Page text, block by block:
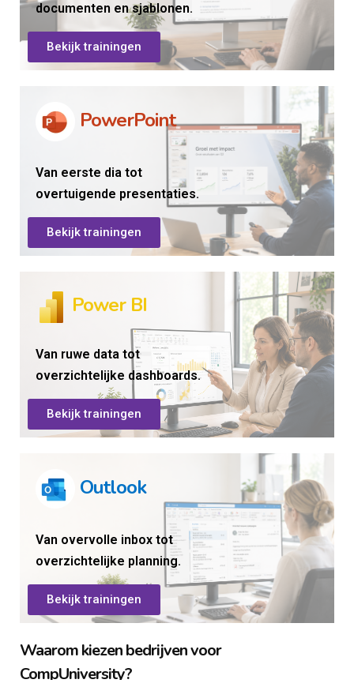
documenten en sjablonen.
Bekijk trainingen
PowerPoint
Van eerste dia tot
overtuigende presentaties.
Bekijk trainingen
Power BI
Van ruwe data tot
overzichtelijke dashboards.
Bekijk trainingen
Outlook
Van overvolle inbox tot
overzichtelijke planning.
Bekijk trainingen
Waarom kiezen bedrijven voor
CompUniversity?